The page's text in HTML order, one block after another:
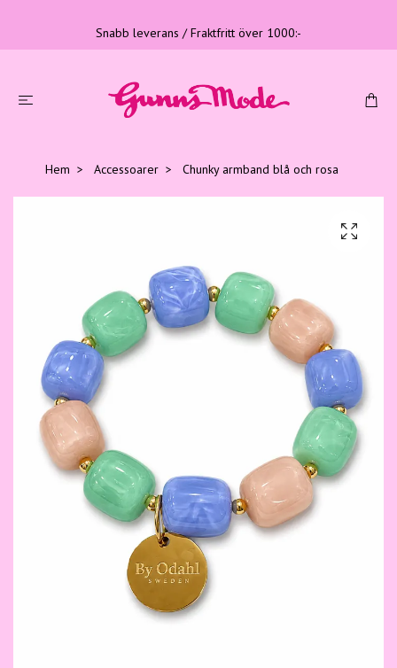
Snabb leverans / Fraktfritt över 1000:-
Hem Accessoarer Chunky armband blå och rosa